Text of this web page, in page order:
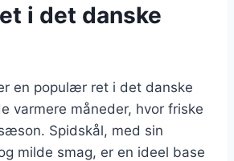
i det danske
en populær ret i det danske
varmere måneder, hvor friske
Spidskål, med sin
milde smag, er en ideel base